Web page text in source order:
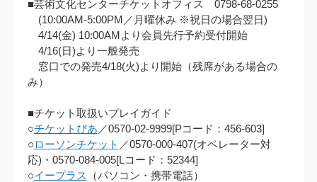
■芸術文化センターチケットオフィス 0798-68-0255
(10:00AM‐5:00PM／月曜休み ※祝日の場合翌日)
4/14(金) 10:00AMより会員先行予約受付開始
4/16(日)より一般発売
窓口での発売4/18(火)より開始（残席がある場合の
み）
■チケット取扱いプレイガイド
○チケットぴあ ／0570-02-9999[Pコード：456-603]
○ローソンチケット ／0570-000-407(オペレーター対
応)・0570-084-005[Lコード：52344]
○イープラス （パソコン・携帯電話）